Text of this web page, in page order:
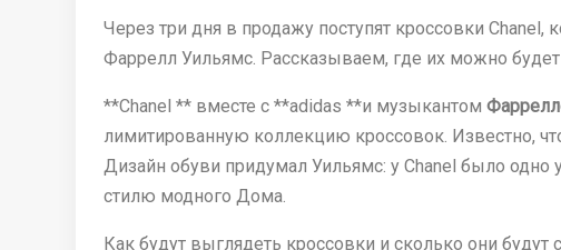
Через три дня в продажу поступят кроссовки Chanel,
Фаррелл Уильямс. Рассказываем, где их можно будет
**Chanel ** вместе с **adidas **и музыкантом
лимитированную коллекцию кроссовок. Известно,
Дизайн обуви придумал Уильямс: у Chanel было одно
стилю модного Дома.
Как будут выглядеть кроссовки и сколько они